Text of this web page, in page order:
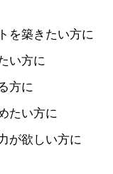
を築きたい方に
い方に
方に
たい方に
が欲しい方に